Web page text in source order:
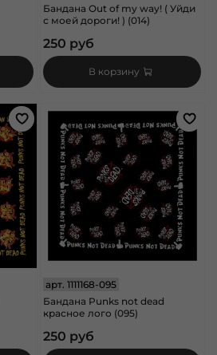
Бандана Out of my way! ( Уйди
с моей дороги! ) (014)
250 руб
В корзину
арт.1111168-095
Бандана Punks not dead
красное лого (095)
250 руб